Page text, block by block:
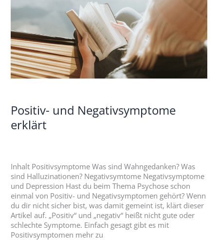
Positiv- und Negativsymptome
erklärt
Inhalt Positivsymptome Was sind Wahngedanken? Was
sind Halluzinationen? Negativsymtome Negativsymptome
und Depression Hast du beim Thema Psychose schon
einmal von Positiv- und Negativsymptomen gehört? Wenn
du dir nicht sicher bist, was damit gemeint ist, klärt dieser
Artikel auf. „Positiv“ und „negativ“ heißt nicht gute oder
schlechte Symptome. Einfach gesagt gibt es mit
Positivsymptomen mehr zu
und
Negativsymptome
erklärt